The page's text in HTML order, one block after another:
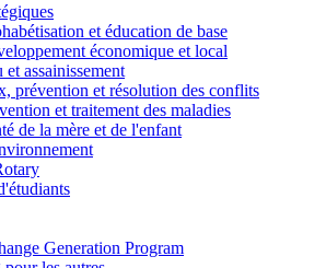
et éducation de base
économique et local
et assainissement
prévention et résolution des conflits
et traitement des maladies
de la mère et de l'enfant
Generation Program